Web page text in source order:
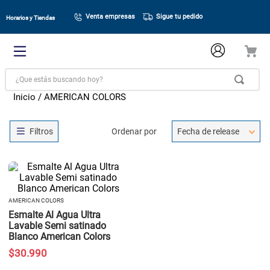
Horarios y Tiendas Venta empresas Sigue tu pedido
¿Que estás buscando hoy?
AMERICAN COLORS
Ordenar por Fecha de release
AMERICAN COLORS
Esmalte Al Agua Ultra
Lavable Semi satinado
Blanco American Colors
$30.990